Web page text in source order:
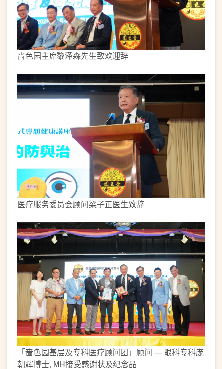
啬色园主席黎泽森先生致欢迎辞
医疗服务委员会顾问梁子正医生致辞
「啬色园基层及专科医疗顾问团」顾问 — 眼科专科庞
朝辉博士, MH接受感谢状及纪念品